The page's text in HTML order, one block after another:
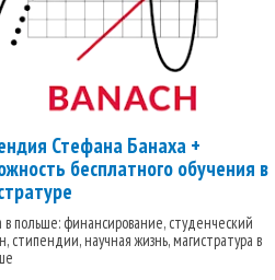
Стефана Банаха +
бесплатного обучения в
в польше: финансирование, студенческий
стипендии, научная жизнь, магистратура в